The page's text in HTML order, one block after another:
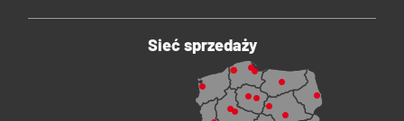
Sieć sprzedaży